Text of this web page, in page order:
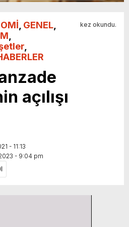
GENEL kez okundu.
açılışı
- 11:13
2023 - 9:04 pm